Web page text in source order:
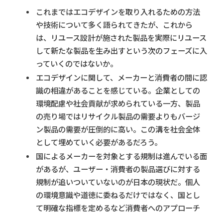
これまではエコデザインを取り入れるための方法
や技術について多く語られてきたが、これから
は、リユース設計が施された製品を実際にリユース
して新たな製品を生み出すという次のフェーズに入
っていくのではないか。
エコデザインに関して、メーカーと消費者の間に認
識の相違があることを感じている。企業としての
環境配慮や社会貢献が求められている一方、製品
の売り場ではリサイクル製品の需要よりもバージ
ン製品の需要が圧倒的に高い。この溝を社会全体
として埋めていく必要があるだろう。
国によるメーカーを対象とする規制は進んでいる面
があるが、ユーザー・消費者の製品選びに対する
規制が追いついていないのが日本の現状だ。個人
の環境意識や道徳に委ねるだけではなく、国とし
て明確な指標を定めるなど消費者へのアプローチ